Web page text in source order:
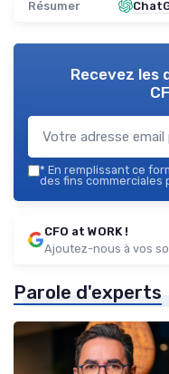
Résumer
Recevez les
* En remplissant ce
des fins commerciales
CFO at WORK !
Ajoutez-nous à vos
Parole d'experts